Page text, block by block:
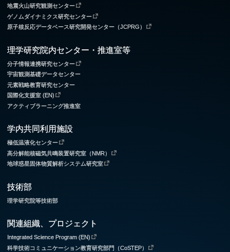
地震火山研究観測センター
ゲノムダイナミクス研究センター
原子核反応データベース研究開発センター（JCPRG）
理学研究院内センター・推進室等
分子情報連携研究センター
宇宙観測基礎データセンター
元素戦略教育研究センター
国際化支援室 (EN)
アクティブラーニング推進室
学内共同利用施設
極低温液化センター
高分解能核磁気共鳴装置研究室（NMR）
地球惑星固体物質解析システム研究室
技術部
理学研究院等技術部
関連組織、プロジェクト
Integrated Science Program (EN)
科学技術コミュニケーション教育研究部門（CoSTEP）